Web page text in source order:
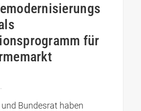
für
Bundesrat haben